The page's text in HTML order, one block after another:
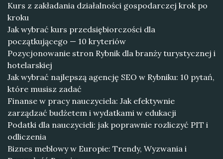
Kurs z zakładania działalności gospodarczej krok po
kroku
Jak wybrać kurs przedsiębiorczości dla
początkującego — 10 kryteriów
Pozycjonowanie stron Rybnik dla branży turystycznej i
hotelarskiej
Jak wybrać najlepszą agencję SEO w Rybniku: 10 pytań,
które musisz zadać
Finanse w pracy nauczyciela: Jak efektywnie
zarządzać budżetem i wydatkami w edukacji
Podatki dla nauczycieli: jak poprawnie rozliczyć PIT i
odliczenia
Biznes meblowy w Europie: Trendy, Wyzwania i